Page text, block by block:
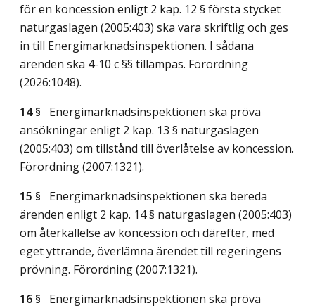
för en koncession enligt 2 kap. 12 § första stycket
naturgaslagen (2005:403) ska vara skriftlig och ges
in till Energimarknadsinspektionen. I sådana
ärenden ska 4-10 c §§ tillämpas. Förordning
(2026:1048).
14 § Energimarknadsinspektionen ska pröva
ansökningar enligt 2 kap. 13 § naturgaslagen
(2005:403) om tillstånd till överlåtelse av koncession.
Förordning (2007:1321).
15 § Energimarknadsinspektionen ska bereda
ärenden enligt 2 kap. 14 § naturgaslagen (2005:403)
om återkallelse av koncession och därefter, med
eget yttrande, överlämna ärendet till regeringens
prövning. Förordning (2007:1321).
16 § Energimarknadsinspektionen ska pröva